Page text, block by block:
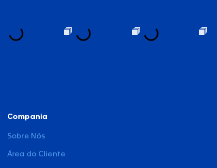
Compania
Sobre Nós
Área do Cliente